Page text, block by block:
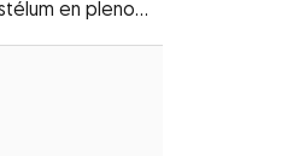
en pleno